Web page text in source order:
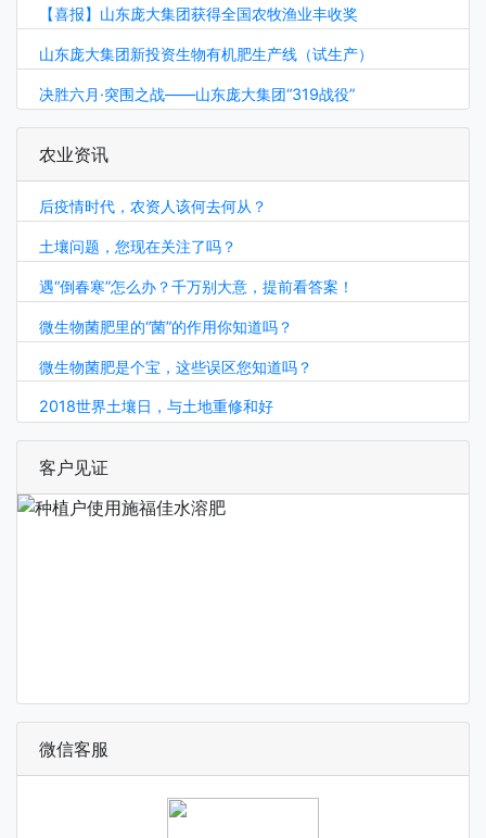
【喜报】山东庞大集团获得全国农牧渔业丰收奖
山东庞大集团新投资生物有机肥生产线（试生产）
决胜六月·突围之战——山东庞大集团“319战役”
农业资讯
后疫情时代，农资人该何去何从？
土壤问题，您现在关注了吗？
遇“倒春寒”怎么办？千万别大意，提前看答案！
微生物菌肥里的“菌”的作用你知道吗？
微生物菌肥是个宝，这些误区您知道吗？
2018世界土壤日，与土地重修和好
客户见证
微信客服